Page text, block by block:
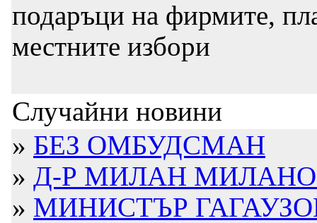
подаръци на фирмите,
местните избори
Случайни новини
» БЕЗ ОМБУДСМАН
» Д-Р МИЛАН
» МИНИСТЪР